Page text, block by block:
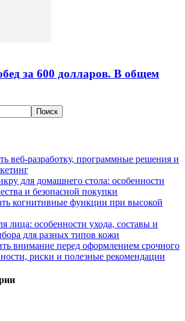
за 600 долларов. В общем
веб-разработку, программные решения и
для домашнего стола: особенности
и безопасной покупки
когнитивные функции при высокой
лица: особенности ухода, составы и
для разных типов кожи
внимание перед оформлением срочного
риски и полезные рекомендации